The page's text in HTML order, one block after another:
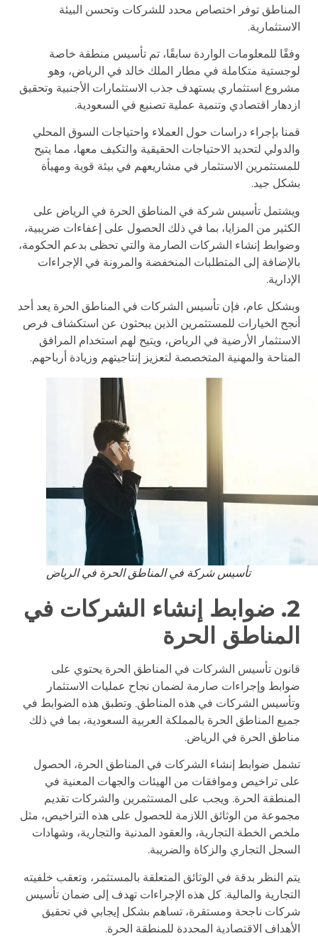
المناطق توفر اختصاص محدد للشركات وتحسن البيئة
الاستثمارية.
وفقًا للمعلومات الواردة سابقًا، تم تأسيس منطقة خاصة
لوجستية متكاملة في مطار الملك خالد في الرياض، وهو
مشروع استثماري يستهدف جذب الاستثمارات الأجنبية وتحقيق
ازدهار اقتصادي وتنمية عملية تصنيع في السعودية.
قمنا بإجراء دراسات حول العملاء واحتياجات السوق المحلي
والدولي لتحديد الاحتياجات الحقيقية والتكيف معها، مما يتيح
للمستثمرين الاستثمار في مشاريعهم في بيئة قوية ومهيأة
بشكل جيد.
ويشتمل تأسيس شركة في المناطق الحرة في الرياض على
الكثير من المزايا، بما في ذلك الحصول على إعفاءات ضريبية،
وضوابط إنشاء الشركات الصارمة والتي تحظى بدعم الحكومة،
بالإضافة إلى المتطلبات المنخفضة والمرونة في الإجراءات
الإدارية.
وبشكل عام، فإن تأسيس الشركات في المناطق الحرة يعد أحد
أنجح الخيارات للمستثمرين الذين يبحثون عن استكشاف فرص
الاستثمار الأرضية في الرياض، ويتيح لهم استخدام المرافق
المتاحة والمهنية المتخصصة لتعزيز إنتاجيتهم وزيادة أرباحهم.
تأسيس شركة في المناطق الحرة في الرياض
2. ضوابط إنشاء الشركات في
المناطق الحرة
قانون تأسيس الشركات في المناطق الحرة يحتوي على
ضوابط وإجراءات صارمة لضمان نجاح عمليات الاستثمار
وتأسيس الشركات في هذه المناطق. وتطبق هذه الضوابط في
جميع المناطق الحرة بالمملكة العربية السعودية، بما في ذلك
مناطق الحرة في الرياض.
تشمل ضوابط إنشاء الشركات في المناطق الحرة، الحصول
على تراخيص وموافقات من الهيئات والجهات المعنية في
المنطقة الحرة. ويجب على المستثمرين والشركات تقديم
مجموعة من الوثائق اللازمة للحصول على هذه التراخيص، مثل
ملخص الخطة التجارية، والعقود المدنية والتجارية، وشهادات
السجل التجاري والزكاة والضريبة.
يتم النظر بدقة في الوثائق المتعلقة بالمستثمر، وتعقب خلفيته
التجارية والمالية. كل هذه الإجراءات تهدف إلى ضمان تأسيس
شركات ناجحة ومستقرة، تساهم بشكل إيجابي في تحقيق
الأهداف الاقتصادية المحددة للمنطقة الحرة.